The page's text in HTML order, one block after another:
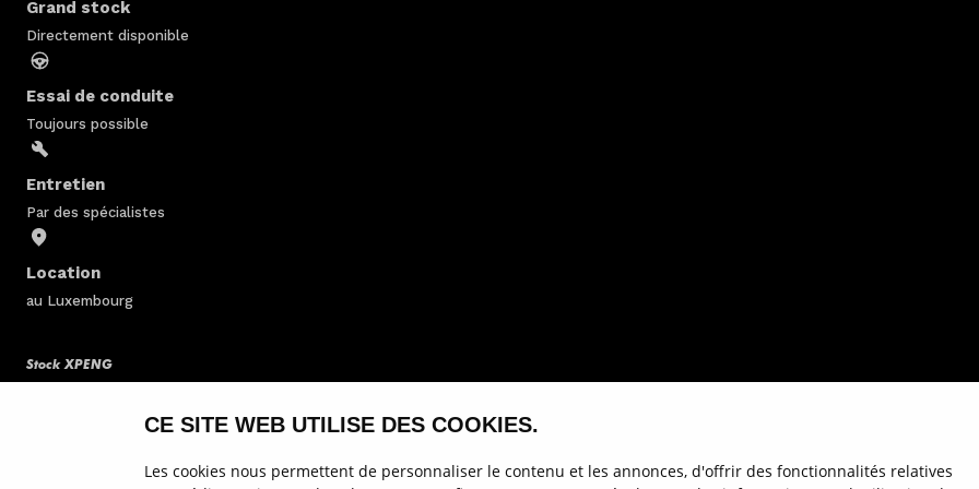
CE SITE WEB UTILISE DES COOKIES.
Les cookies nous permettent de personnaliser le contenu et les annonces, d'offrir des fonctionnalités relatives
Grand stock
Directement disponible
Essai de conduite
Toujours possible
Entretien
Par des spécialistes
Location
au Luxembourg
Stock XPENG